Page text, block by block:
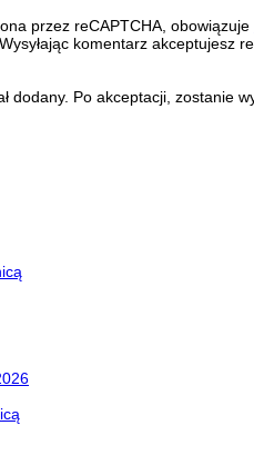
przez reCAPTCHA, obowiązuje
komentarz akceptujesz
dodany. Po akceptacji, zostanie